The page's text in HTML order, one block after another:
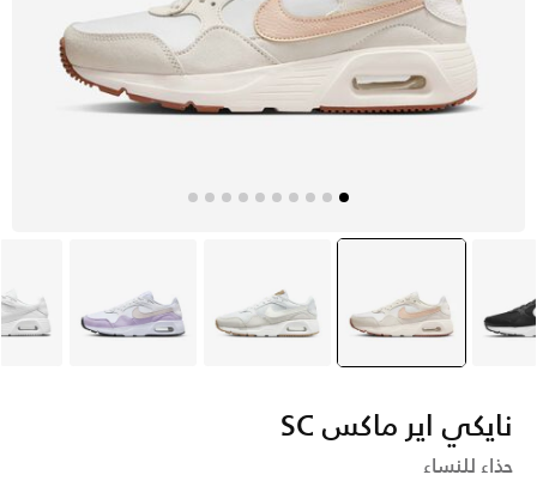
أسود selected
أبيض ايفوري أبيض
نايكي اير ماكس SC
حذاء للنساء